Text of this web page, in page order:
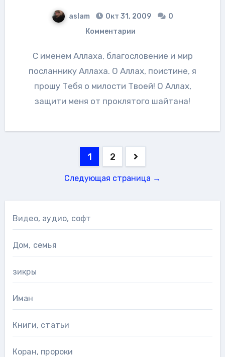
aslam Окт 31, 2009
0
Комментарии
С именем Аллаха, благословение и мир
посланнику Аллаха. О Аллах, поистине, я
прошу Тебя о милости Твоей! О Аллах,
защити меня от проклятого шайтана!
Навигация1 2
Следующая страница →
Видео, аудио, софт
Дом, семья
зикры
Иман
Книги, статьи
Коран, пророки